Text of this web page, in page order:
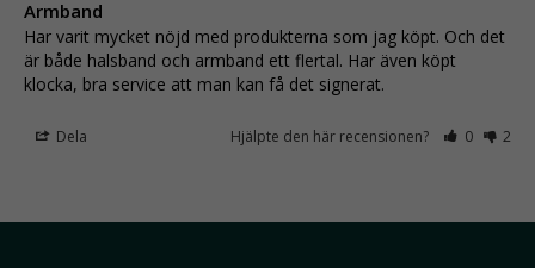
Armband
Har varit mycket nöjd med produkterna som jag köpt. Och det
är både halsband och armband ett flertal. Har även köpt
klocka, bra service att man kan få det signerat.
Dela Hjälpte den här recensionen? 0 2